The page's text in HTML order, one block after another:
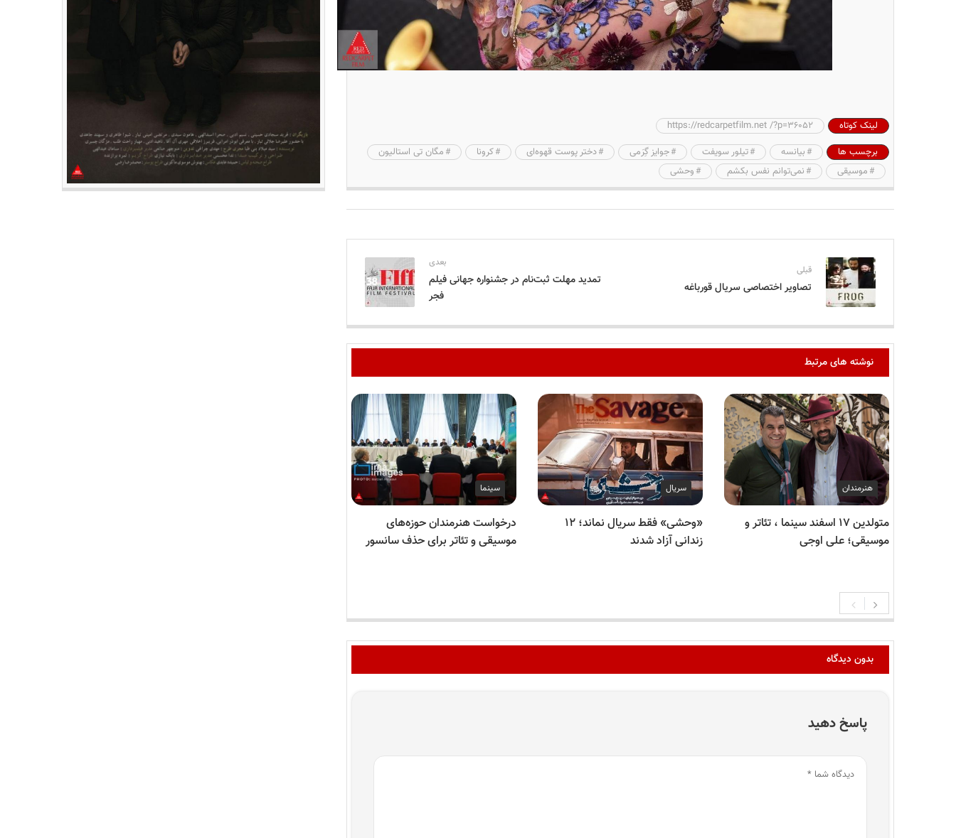
لینک کوتاه
https://redcarpetfilm.net /?p=36052
برچسب ها
بیانسه تیلور سویفت جوایز گِرَمی دختر پوست قهوه‌ای کرونا
مگان تی استالیون
موسیقی
نمی‌توانم نفس بکشم وحشی
قبلی
تصاویر اختصاصی سریال قورباغه
بعدی
تمدید مهلت ثبت‌نام در جشنواره جهانی فیلم
فجر
نوشته های مرتبط
هنرمندان
متولدین ۱۷ اسفند سینما ، تئاتر و
موسیقی؛ علی اوجی
سریال
«وحشی» فقط سریال نماند؛ ۱۲
زندانی آزاد شدند
سینما
درخواست هنرمندان حوزه‌های
موسیقی و تئاتر برای حذف سانسور
بدون دیدگاه
پاسخ دهید